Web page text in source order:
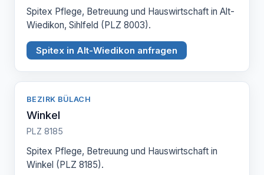
Spitex Pflege, Betreuung und Hauswirtschaft in Alt-
Wiedikon, Sihlfeld (PLZ 8003).
Spitex in Alt-Wiedikon anfragen
BEZIRK BÜLACH
Winkel
PLZ 8185
Spitex Pflege, Betreuung und Hauswirtschaft in
Winkel (PLZ 8185).